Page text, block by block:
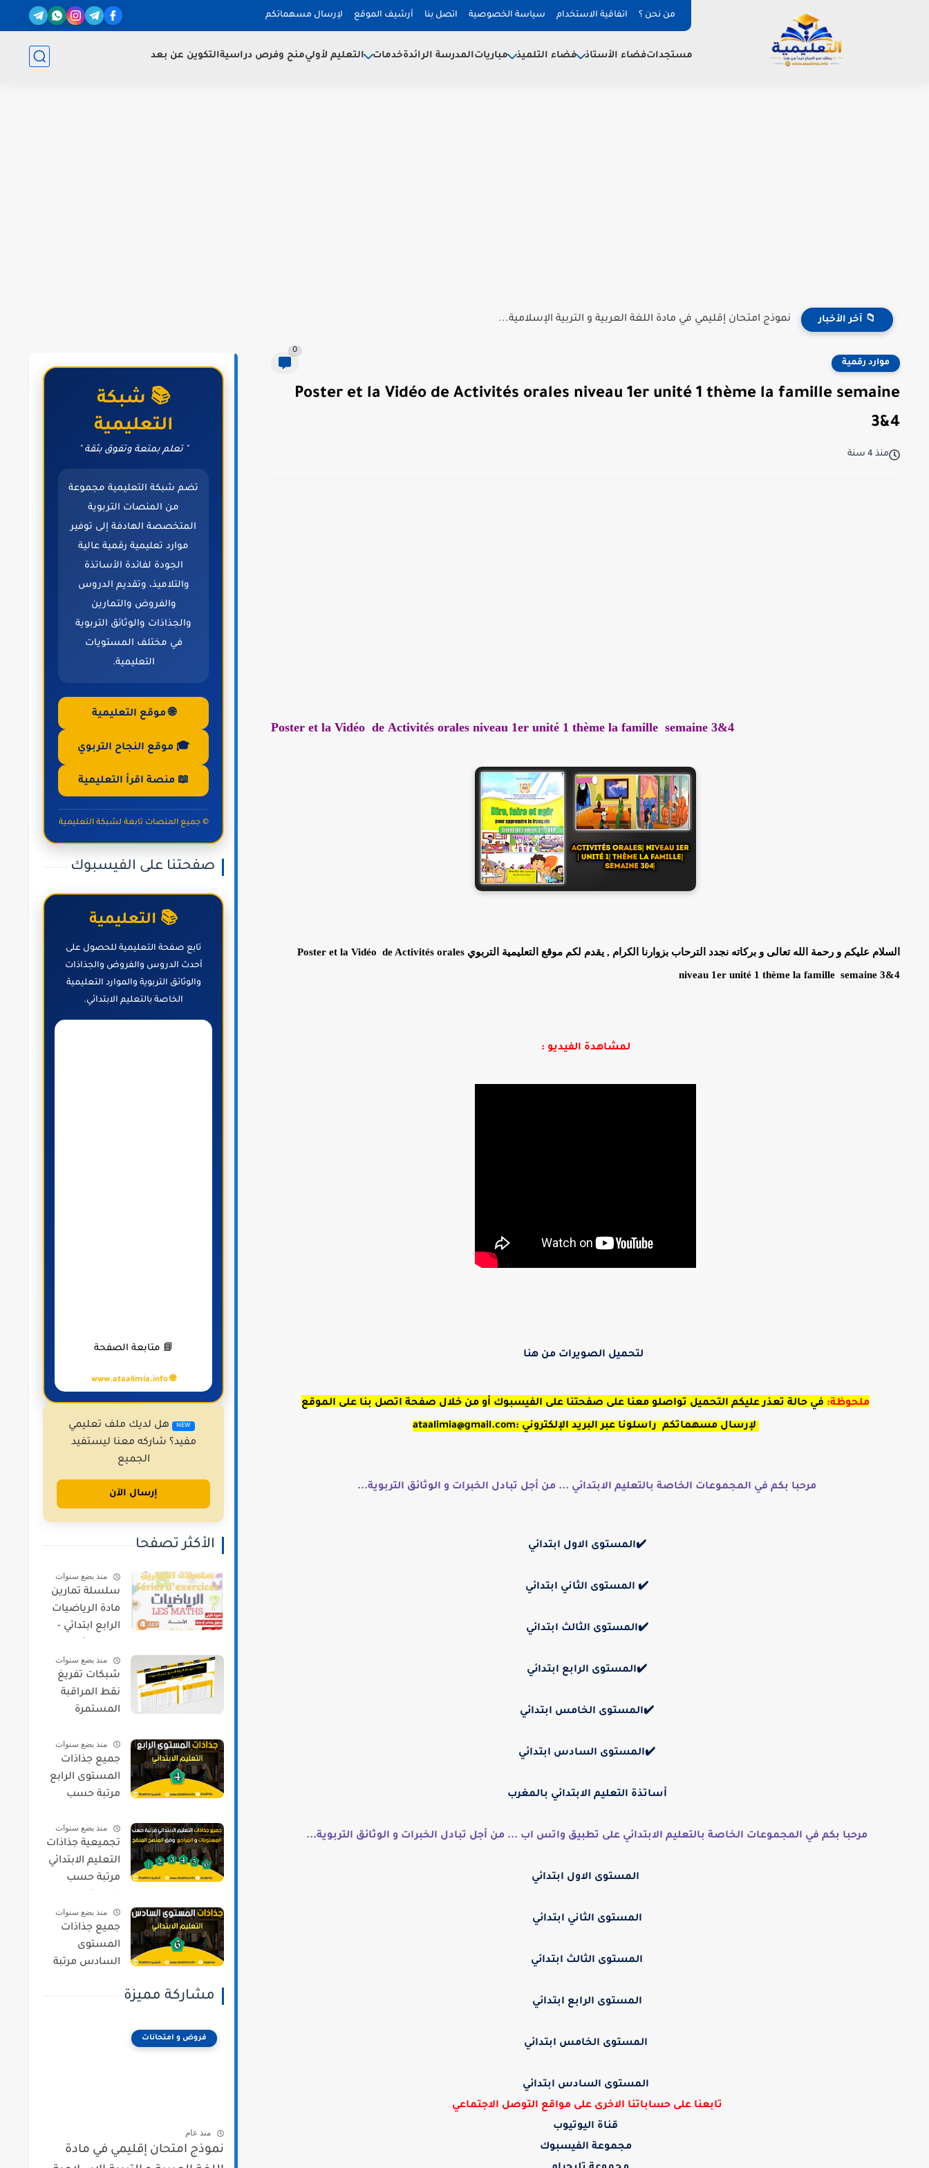
من نحن ؟ اتفاقية الاستخدام سياسة الخصوصية اتصل بنا أرشيف الموقع لإرسال مسهماتكم
مستجداتفضاء الأستاذ فضاء التلميذ مبارياتالمدرسة الرائدةخدمات التعليم لأوليمنح وفرص دراسيةالتكوين عن بعد
📁 آخر الأخبار نموذج امتحان إقليمي في مادة اللغة الفرنسية للمستوى السادس...
موارد رقمية
0
Poster et la Vidéo de Activités orales niveau 1er unité 1 thème la famille semaine
3&4
منذ 4 سنة
Poster et la Vidéo de Activités orales niveau 1er unité 1 thème la famille semaine 3&4
السلام عليكم و رحمة الله تعالى و بركاته نجدد الترحاب بزوارنا الكرام , يقدم لكم موقع التعليمية التربوي Poster et la Vidéo de Activités orales
niveau 1er unité 1 thème la famille semaine 3&4
لمشاهدة الفيديو :
لتحميل الصويرات من هنا
ملحوظة: في حالة تعذر عليكم التحميل تواصلو معنا على صفحتنا على الفيسبوك أو من خلال صفحة اتصل بنا على الموقع
لإرسال مسهماتكم راسلونا عبر البريد الإلكتروني :ataalimia@gmail.com
مرحبا بكم في المجموعات الخاصة بالتعليم الابتدائي ... من أجل تبادل الخبرات و الوثائق التربوية...
✔️المستوى الاول ابتدائي
✔️ المستوى الثاني ابتدائي
✔️المستوى الثالث ابتدائي
✔️المستوى الرابع ابتدائي
✔️المستوى الخامس ابتدائي
✔️المستوى السادس ابتدائي
أساتذة التعليم الابتدائي بالمغرب
مرحبا بكم في المجموعات الخاصة بالتعليم الابتدائي على تطبيق واتس اب ... من أجل تبادل الخبرات و الوثائق التربوية...
المستوى الاول ابتدائي
المستوى الثاني ابتدائي
المستوى الثالث ابتدائي
المستوى الرابع ابتدائي
المستوى الخامس ابتدائي
المستوى السادس ابتدائي
تابعنا على حساباتنا الاخرى على مواقع التوصل الاجتماعي
قناة اليوتيوب
مجموعة الفيسبوك
📚 شبكة
التعليمية
" تعلم بمتعة وتفوق بثقة "
تضم شبكة التعليمية مجموعة
من المنصات التربوية
المتخصصة الهادفة إلى توفير
موارد تعليمية رقمية عالية
الجودة لفائدة الأساتذة
والتلاميذ، وتقديم الدروس
والفروض والتمارين
والجذاذات والوثائق التربوية
في مختلف المستويات
التعليمية.
🌐 موقع التعليمية
🎓 موقع النجاح التربوي
📖 منصة اقرأ التعليمية
© جميع المنصات تابعة لشبكة التعليمية
صفحتنا على الفيسبوك
📚 التعليمية
تابع صفحة التعليمية للحصول على
أحدث الدروس والفروض والجذاذات
والوثائق التربوية والموارد التعليمية
الخاصة بالتعليم الابتدائي.
📘 متابعة الصفحة
🌐 www.ataalimia.info
NEW
هل لديك ملف تعليمي
مفيد؟ شاركه معنا ليستفيد
الجميع
إرسال الآن
الأكثر تصفحا
منذ بضع سنوات
سلسلة تمارين
مادة الرياضيات
الرابع ابتدائي -
منذ بضع سنوات
شبكات تفريغ
نقط المراقبة
المستمرة
المستويات
حسب مسار
منذ بضع سنوات
جميع جذاذات
المستوى الرابع
مرتبة حسب
2021/2022
منذ بضع سنوات
تجميعية جذاذات
التعليم الابتدائي
مرتبة حسب
المراجع وفق
المنهج المنقح
منذ بضع سنوات
جميع جذاذات
المستوى
السادس مرتبة
مشاركة مميزة
فروض و امتحانات
منذ عام
نموذج امتحان إقليمي في مادة